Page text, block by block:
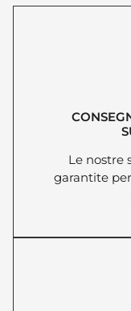
Le nostre
garantite